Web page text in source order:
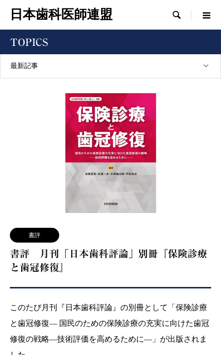
日本歯科医師連盟 
TOPICS
最新記事
書評
書評 月刊「日本歯科評論」別冊『保険診療
と歯冠修復』
このたび月刊『日本歯科評論』の別冊として「保険診療
と歯冠修復― 国民のための保険診療の充実に向けた歯冠
修復の戦略―技術評価を高めるために―」が出版されま